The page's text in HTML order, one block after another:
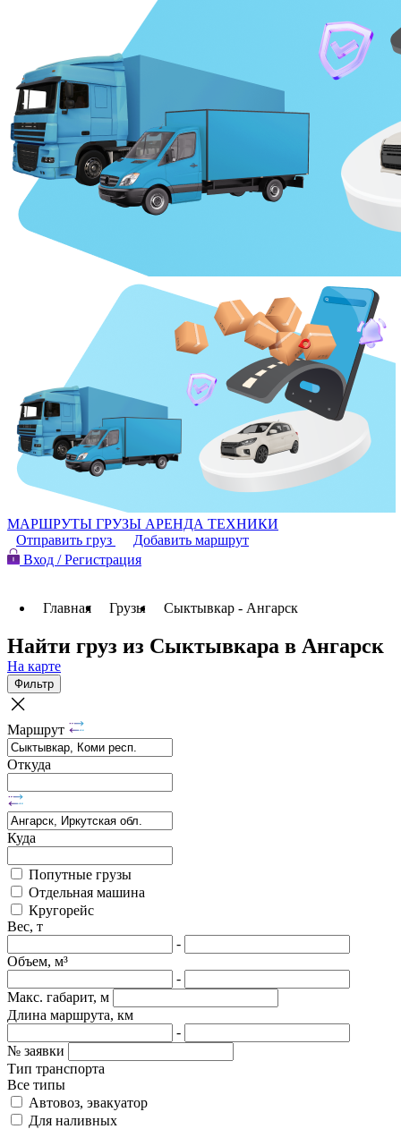
МАРШРУТЫ ГРУЗЫ АРЕНДА ТЕХНИКИ
Отправить груз
Добавить маршрут
Вход / Регистрация
Главная Грузы Сыктывкар - Ангарск
Найти груз из Сыктывкара в Ангарск
На карте
Фильтр
Маршрут
Откуда
Куда
Попутные грузы
Отдельная машина
Кругорейс
Вес, т
-
Объем, м³
-
Макс. габарит, м
Длина маршрута, км
-
№ заявки
Тип транспорта
Все типы
Автовоз, эвакуатор
Для наливных